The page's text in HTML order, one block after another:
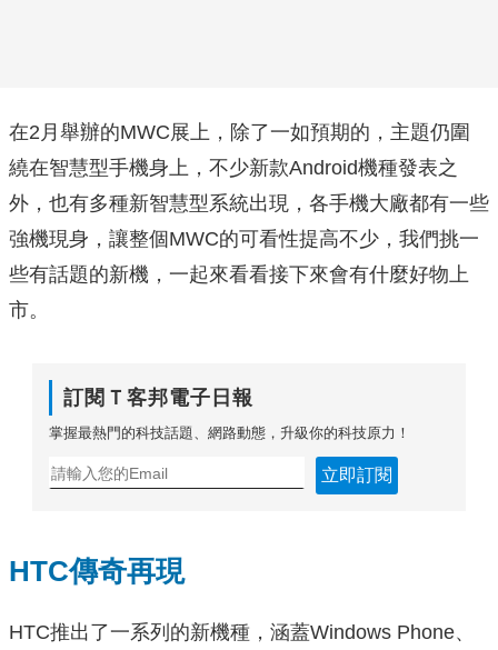
在2月舉辦的MWC展上，除了一如預期的，主題仍圍
繞在智慧型手機身上，不少新款Android機種發表之
外，也有多種新智慧型系統出現，各手機大廠都有一些
強機現身，讓整個MWC的可看性提高不少，我們挑一
些有話題的新機，一起來看看接下來會有什麼好物上
市。
訂閱Ｔ客邦電子日報
掌握最熱門的科技話題、網路動態，升級你的科技原力！
立即訂閱
HTC傳奇再現
HTC推出了一系列的新機種，涵蓋Windows Phone、